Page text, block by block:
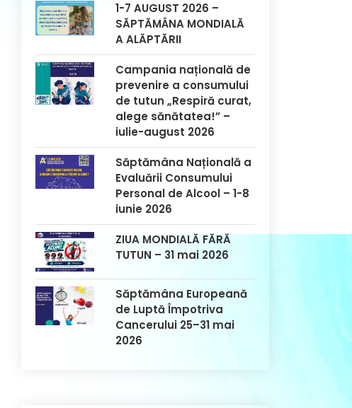
1-7 AUGUST 2026 –
SĂPTĂMÂNA MONDIALĂ
A ALĂPTĂRII
Campania națională de
prevenire a consumului
de tutun „Respiră curat,
alege sănătatea!” –
iulie-august 2026
Săptămâna Națională a
Evaluării Consumului
Personal de Alcool – 1-8
iunie 2026
ZIUA MONDIALĂ FĂRĂ
TUTUN – 31 mai 2026
Săptămâna Europeană
de Luptă Împotriva
Cancerului 25–31 mai
2026